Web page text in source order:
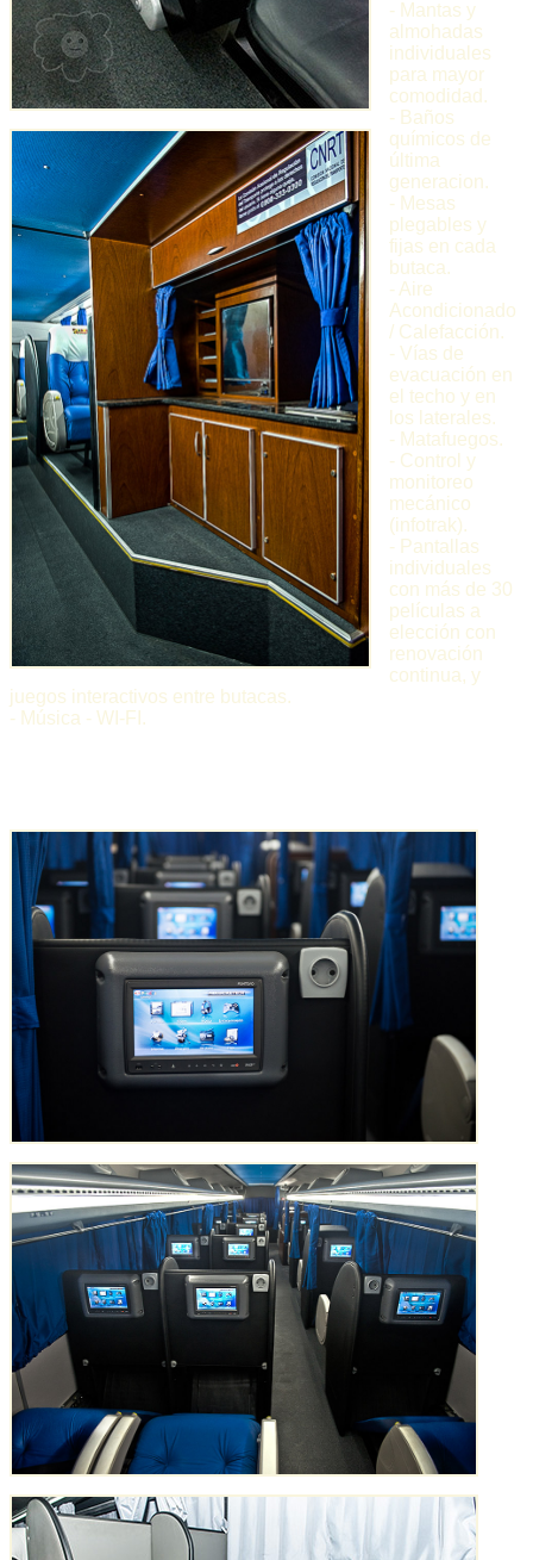
- Mantas y
almohadas
individuales
para mayor
comodidad.
- Baños
químicos de
última
generacion.
- Mesas
plegables y
fijas en cada
butaca.
- Aire
Acondicionado
/ Calefacción.
- Vías de
evacuación en
el techo y en
los laterales.
- Matafuegos.
- Control y
monitoreo
mecánico
(infotrak).
- Pantallas
individuales
con más de 30
películas a
elección con
renovación
continua, y
juegos interactivos entre butacas.
- Música - WI-FI.